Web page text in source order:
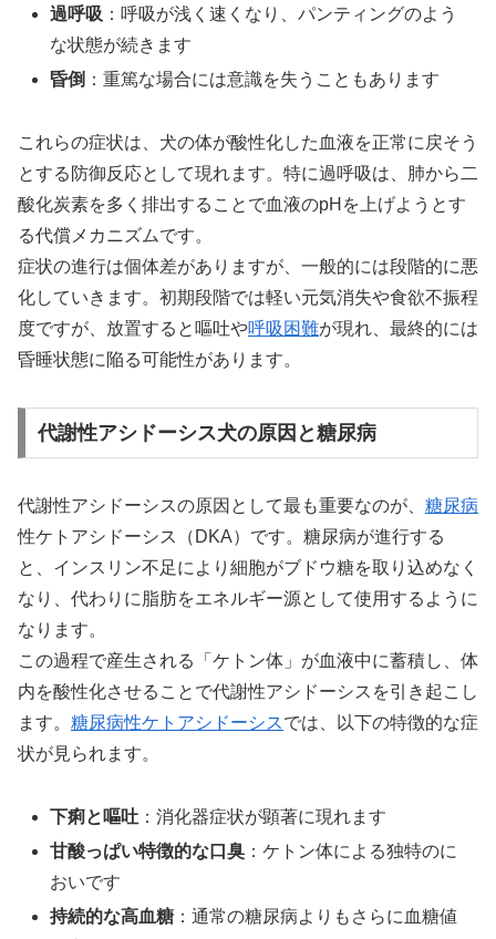
過呼吸 ：呼吸が浅く速くなり、パンティングのよう
な状態が続きます
昏倒 ：重篤な場合には意識を失うこともあります
これらの症状は、犬の体が酸性化した血液を正常に戻そう
とする防御反応として現れます。特に過呼吸は、肺から二
酸化炭素を多く排出することで血液のpHを上げようとす
る代償メカニズムです。
症状の進行は個体差がありますが、一般的には段階的に悪
化していきます。初期段階では軽い元気消失や食欲不振程
度ですが、放置すると嘔吐や呼吸困難が現れ、最終的には
昏睡状態に陥る可能性があります。
代謝性アシドーシス犬の原因と糖尿病
代謝性アシドーシスの原因として最も重要なのが、 糖尿病
性ケトアシドーシス（DKA）です。糖尿病が進行する
と、インスリン不足により細胞がブドウ糖を取り込めなく
なり、代わりに脂肪をエネルギー源として使用するように
なります。
この過程で産生される「ケトン体」が血液中に蓄積し、体
内を酸性化させることで代謝性アシドーシスを引き起こし
ます。 糖尿病性ケトアシドーシスでは、以下の特徴的な症
状が見られます。
下痢と嘔吐 ：消化器症状が顕著に現れます
甘酸っぱい特徴的な口臭 ：ケトン体による独特のに
おいです
持続的な高血糖 ：通常の糖尿病よりもさらに血糖値